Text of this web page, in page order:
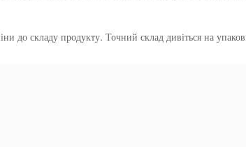
до складу продукту. Точний склад дивіться на